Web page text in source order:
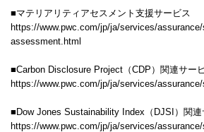
■マテリアリティアセスメント支援サービス
https://www.pwc.com/jp/ja/services/
assessment.html
■Carbon Disclosure Project（CDP）関連サー
https://www.pwc.com/jp/ja/services/
■Dow Jones Sustainability Index（DJSI）関連
https://www.pwc.com/jp/ja/services/